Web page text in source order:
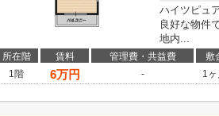
ハイツピュ
良好な物件
地内...
所在階 賃料 管理費・共益費 敷
1階
6万円 - 1ヶ